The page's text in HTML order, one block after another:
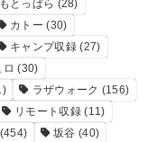
とっぱら (28)
カトー (30)
キャンプ収録(27)
ロ (30)
ラザウォーク (156)
リモート収録(11)
(454) 坂谷 (40)